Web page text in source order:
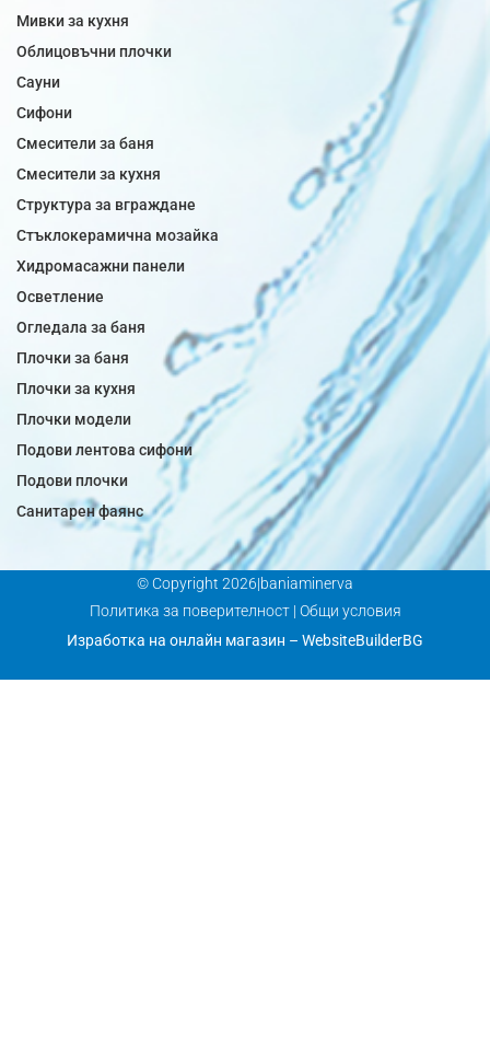
Мивки за кухня
Облицовъчни плочки
Сауни
Сифони
Смесители за баня
Смесители за кухня
Структура за вграждане
Стъклокерамична мозайка
Хидромасажни панели
Осветление
Огледала за баня
Плочки за баня
Плочки за кухня
Плочки модели
Подови лентова сифони
Подови плочки
Санитарен фаянс
© Copyright 2026|baniaminerva
Политика за поверителност| Общи условия
Изработка на онлайн магазин – WebsiteBuilderBG